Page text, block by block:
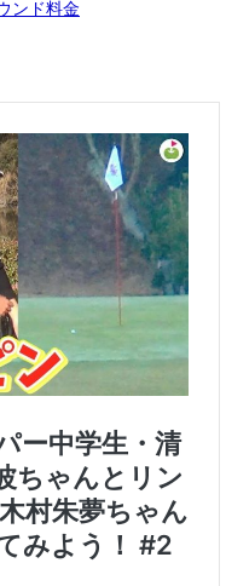
ンド料金